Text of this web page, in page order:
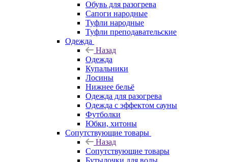
Обувь для разогрева
Сапоги народные
Туфли народные
Туфли преподавательские
Одежда
Назад
Одежда
Купальники
Лосины
Нижнее бельё
Одежда для разогрева
Одежда с эффектом сауны
Футболки
Юбки, хитоны
Сопутствующие товары
Назад
Сопутствующие товары
Бутылочки для воды